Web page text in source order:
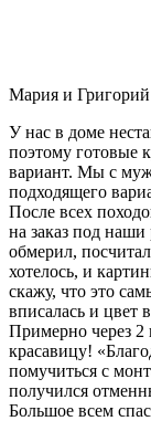
Мария и
У нас в доме
поэтому готовые
вариант. Мы с
подходящего
После всех
на заказ под
обмерил,
хотелось, и
скажу, что это
вписалась и цвет
Примерно через
красавицу!
помучиться с
получился
Большое всем